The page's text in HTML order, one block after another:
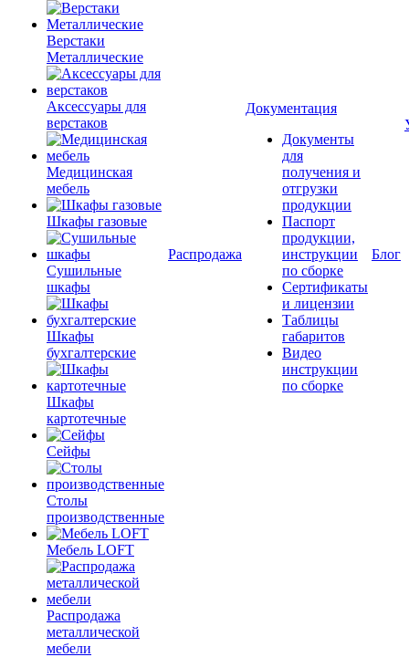
Верстаки
Металлические
Аксессуары для
верстаков
Медицинская
мебель
Шкафы газовые
Сушильные
шкафы
Шкафы
бухгалтерские
Шкафы
картотечные
Сейфы
Столы
производственные
Мебель LOFT
Распродажа
металлической
мебели
Распродажа
Документация
Документы
для
получения и
отгрузки
продукции
Паспорт
продукции,
инструкции
по сборке
Сертификаты
и лицензии
Таблицы
габаритов
Видео
инструкции
по сборке
Блог